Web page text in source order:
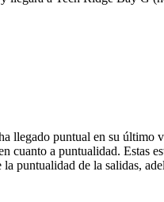
llegado puntual en su
a puntualidad. Estas
puntualidad de la salidas,